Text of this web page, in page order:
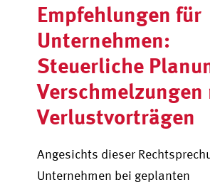
Empfehlungen für
Unternehmen:
Steuerliche
Verschmelzungen
Verlustvorträgen
Angesichts dieser
Unternehmen bei geplanten